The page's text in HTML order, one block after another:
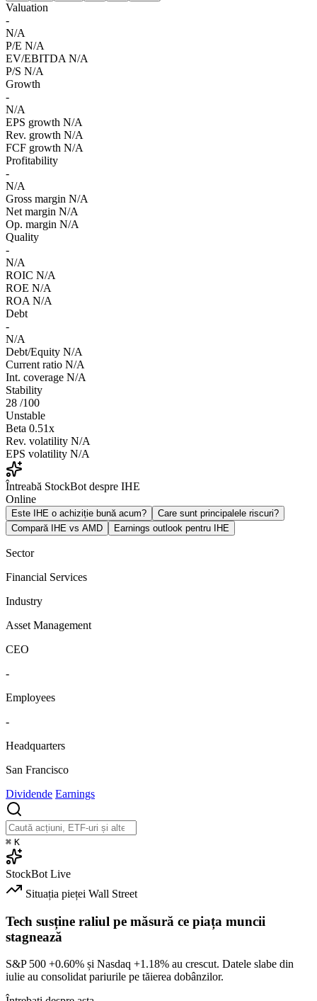
Valuation
-
N/A
P/E N/A
EV/EBITDA N/A
P/S N/A
Growth
-
N/A
EPS growth N/A
Rev. growth N/A
FCF growth N/A
Profitability
-
N/A
Gross margin N/A
Net margin N/A
Op. margin N/A
Quality
-
N/A
ROIC N/A
ROE N/A
ROA N/A
Debt
-
N/A
Debt/Equity N/A
Current ratio N/A
Int. coverage N/A
Stability
28 /100
Unstable
Beta 0.51x
Rev. volatility N/A
EPS volatility N/A
Întreabă StockBot despre IHE
Online
Este IHE o achiziție bună acum?
Care sunt principalele riscuri?
Compară IHE vs AMD
Earnings outlook pentru IHE
Sector
Financial Services
Industry
Asset Management
CEO
-
Employees
-
Headquarters
San Francisco
Dividende Earnings
⌘ K
StockBot Live
Situația pieței Wall Street
Tech susține raliul pe măsură ce piața muncii
stagnează
S&P 500 +0.60% și Nasdaq +1.18% au crescut. Datele slabe din
iulie au consolidat pariurile pe tăierea dobânzilor.